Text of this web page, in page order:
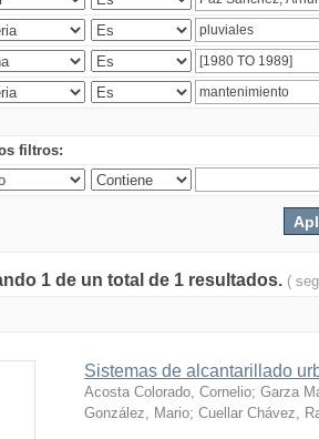
filtros:
1 de un total de 1 resultados. (
Sistemas de alcantarillado
Acosta Colorado, Cornelio; Garza
González, Mario; Cuellar Chávez,